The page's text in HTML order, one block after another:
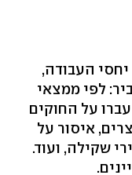
העבודה,
לפי ממצאי
עברו על החוקים
איסור על
שקילה, ועוד.